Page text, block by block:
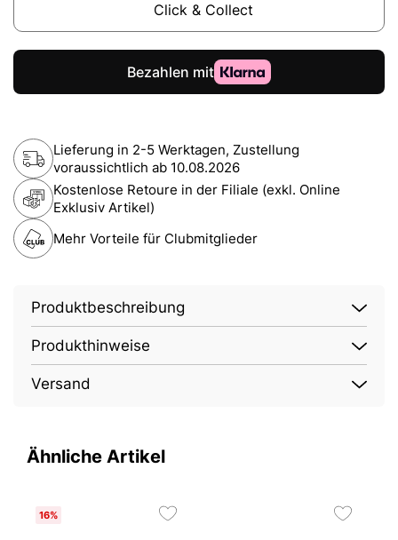
Click & Collect
Lieferung in 2-5 Werktagen, Zustellung
voraussichtlich ab 10.08.2026
Kostenlose Retoure in der Filiale (exkl. Online
Exklusiv Artikel)
Mehr Vorteile für Clubmitglieder
Produktbeschreibung
Produkthinweise
Versand
Ähnliche Artikel
16%